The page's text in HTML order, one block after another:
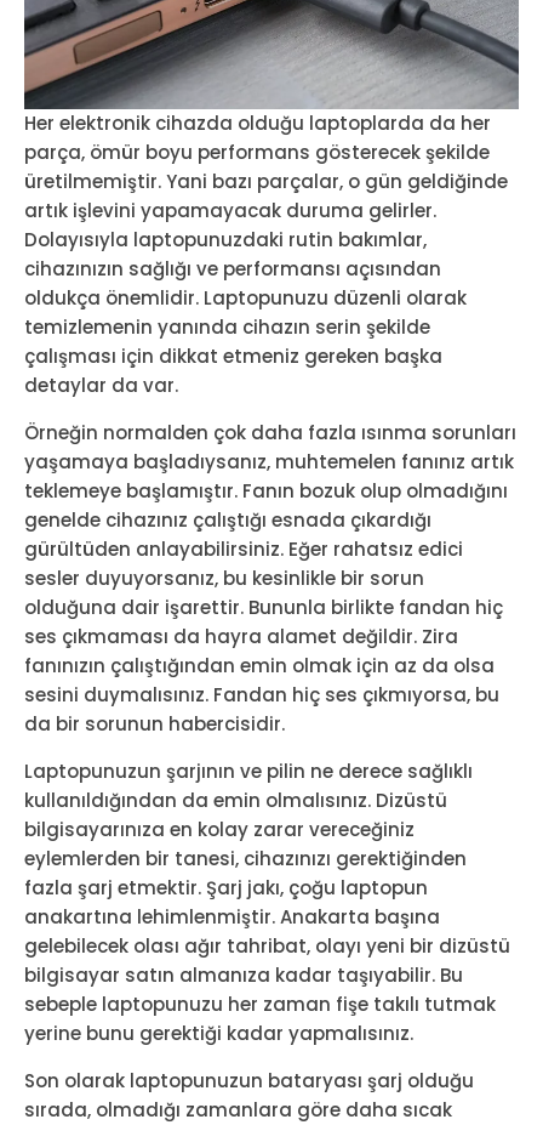
Her elektronik cihazda olduğu laptoplarda da her
parça, ömür boyu performans gösterecek şekilde
üretilmemiştir. Yani bazı parçalar, o gün geldiğinde
artık işlevini yapamayacak duruma gelirler.
Dolayısıyla laptopunuzdaki rutin bakımlar,
cihazınızın sağlığı ve performansı açısından
oldukça önemlidir. Laptopunuzu düzenli olarak
temizlemenin yanında cihazın serin şekilde
çalışması için dikkat etmeniz gereken başka
detaylar da var.
Örneğin normalden çok daha fazla ısınma sorunları
yaşamaya başladıysanız, muhtemelen fanınız artık
teklemeye başlamıştır. Fanın bozuk olup olmadığını
genelde cihazınız çalıştığı esnada çıkardığı
gürültüden anlayabilirsiniz. Eğer rahatsız edici
sesler duyuyorsanız, bu kesinlikle bir sorun
olduğuna dair işarettir. Bununla birlikte fandan hiç
ses çıkmaması da hayra alamet değildir. Zira
fanınızın çalıştığından emin olmak için az da olsa
sesini duymalısınız. Fandan hiç ses çıkmıyorsa, bu
da bir sorunun habercisidir.
Laptopunuzun şarjının ve pilin ne derece sağlıklı
kullanıldığından da emin olmalısınız. Dizüstü
bilgisayarınıza en kolay zarar vereceğiniz
eylemlerden bir tanesi, cihazınızı gerektiğinden
fazla şarj etmektir. Şarj jakı, çoğu laptopun
anakartına lehimlenmiştir. Anakarta başına
gelebilecek olası ağır tahribat, olayı yeni bir dizüstü
bilgisayar satın almanıza kadar taşıyabilir. Bu
sebeple laptopunuzu her zaman fişe takılı tutmak
yerine bunu gerektiği kadar yapmalısınız.
Son olarak laptopunuzun bataryası şarj olduğu
sırada, olmadığı zamanlara göre daha sıcak